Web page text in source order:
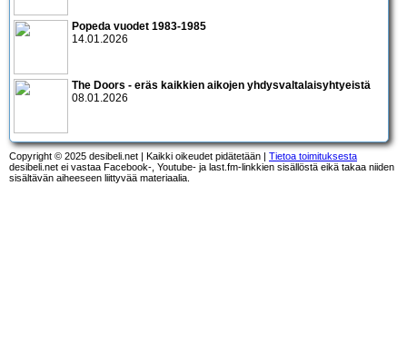
Popeda vuodet 1983-1985
14.01.2026
The Doors - eräs kaikkien aikojen yhdysvaltalaisyhtyeistä
08.01.2026
Copyright © 2025 desibeli.net | Kaikki oikeudet pidätetään | Tietoa toimituksesta
desibeli.net ei vastaa Facebook-, Youtube- ja last.fm-linkkien sisällöstä eikä takaa niiden
sisältävän aiheeseen liittyvää materiaalia.